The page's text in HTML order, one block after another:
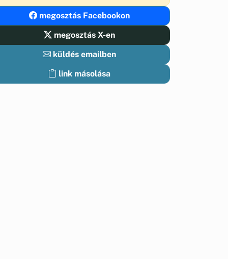
megosztás Facebookon
megosztás X-en
küldés emailben
link másolása